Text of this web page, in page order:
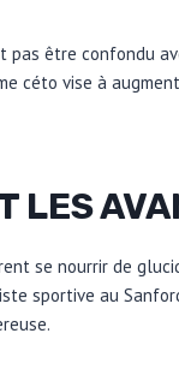
pas être confondu
céto vise à
LES
se nourrir de
sportive au